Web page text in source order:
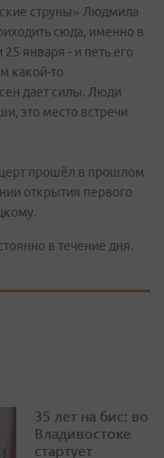
струны» Людмила
сюда, именно в
января - и петь его
какой-то
дает силы. Люди
это место встречи
прошёл в прошлом
открытия первого
в течение дня.
35 лет на бис: во
Владивостоке
стартует